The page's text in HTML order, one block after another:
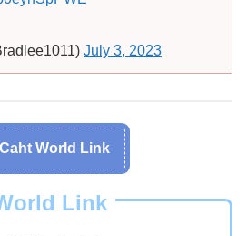
July 3, 2023
World Link
Link